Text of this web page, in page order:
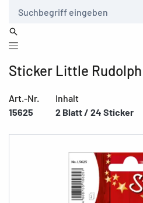
Sticker Little Rudolph
Art.-Nr.
15625
Inhalt
2 Blatt / 24 Sticker